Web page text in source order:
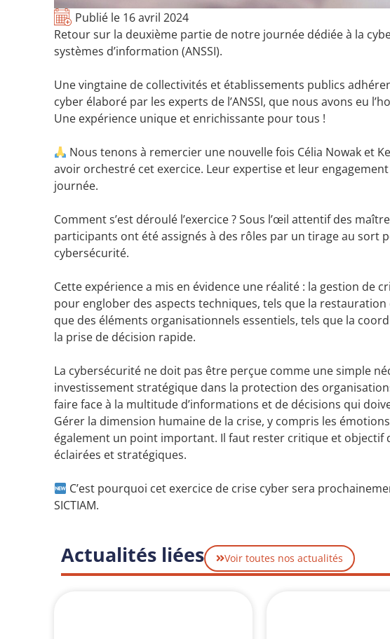
Publié le 16 avril 2024
Retour sur la deuxième partie de notre journée dédiée à la
systèmes d’information (ANSSI).
Une vingtaine de collectivités et établissements publics
cyber élaboré par les experts de l’ANSSI, que nous avons eu
Une expérience unique et enrichissante pour tous !
Nous tenons à remercier une nouvelle fois Célia Nowak et
avoir orchestré cet exercice. Leur expertise et leur
journée.
Comment s’est déroulé l’exercice ? Sous l’œil attentif des
participants ont été assignés à des rôles par un tirage au sort
cybersécurité.
Cette expérience a mis en évidence une réalité : la gestion de
pour englober des aspects techniques, tels que la restauration
que des éléments organisationnels essentiels, tels que la
la prise de décision rapide.
La cybersécurité ne doit pas être perçue comme une simple
investissement stratégique dans la protection des
faire face à la multitude d’informations et de décisions qui
Gérer la dimension humaine de la crise, y compris les
également un point important. Il faut rester critique et objectif
éclairées et stratégiques.
C’est pourquoi cet exercice de crise cyber sera
SICTIAM.
Actualités liées Voir toutes nos actualités